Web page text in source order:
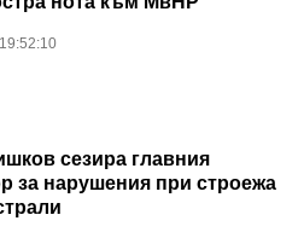
сезира главния
за нарушения при строежа